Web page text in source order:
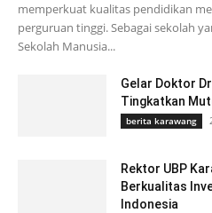
memperkuat kualitas pendidikan
perguruan tinggi. Sebagai sekolah
Sekolah Manusia...
Gelar Doktor
Tingkatkan
berita karawang
Rektor UBP
Berkualitas
Indonesia